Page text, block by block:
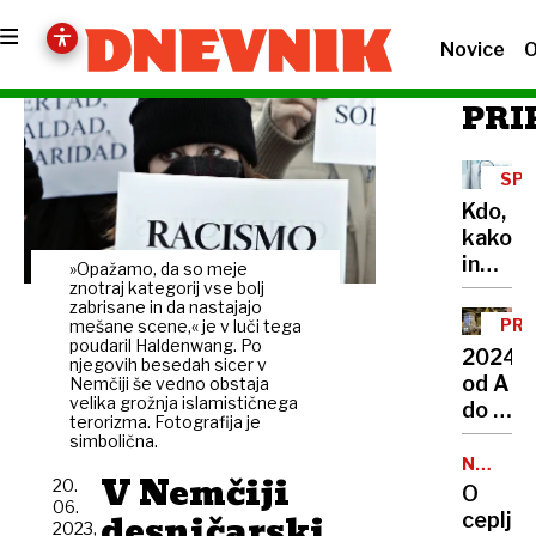
Novice
»Opažamo, da so meje
znotraj kategorij vse bolj
zabrisane in da nastajajo
mešane scene,« je v luči tega
poudaril Haldenwang. Po
njegovih besedah sicer v
Nemčiji še vedno obstaja
velika grožnja islamističnega
terorizma. Fotografija je
simbolična.
V Nemčiji
20.
06.
2023,
Kdo,
kako
in
zakaj
lahko
ugovor
vesti
2024
od A
do Ž
v
Od
selitve
O